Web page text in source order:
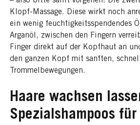
Klopf-Massage. Diese wirkt noch
ein wenig feuchtigkeitsspendendes
Arganöl, zwischen den Fingern
Finger direkt auf der Kopfhaut an
den ganzen Kopf mit sanften,
Trommelbewegungen.
Haare wachsen
Spezialshampoos